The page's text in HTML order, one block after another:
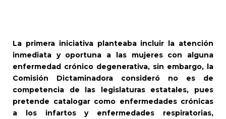
La primera iniciativa planteaba incluir la atención
inmediata y oportuna a las mujeres con alguna
enfermedad crónico degenerativa, sin embargo, la
Comisión Dictaminadora consideró no es de
competencia de las legislaturas estatales, pues
pretende catalogar como enfermedades crónicas
a los infartos y enfermedades respiratorias,